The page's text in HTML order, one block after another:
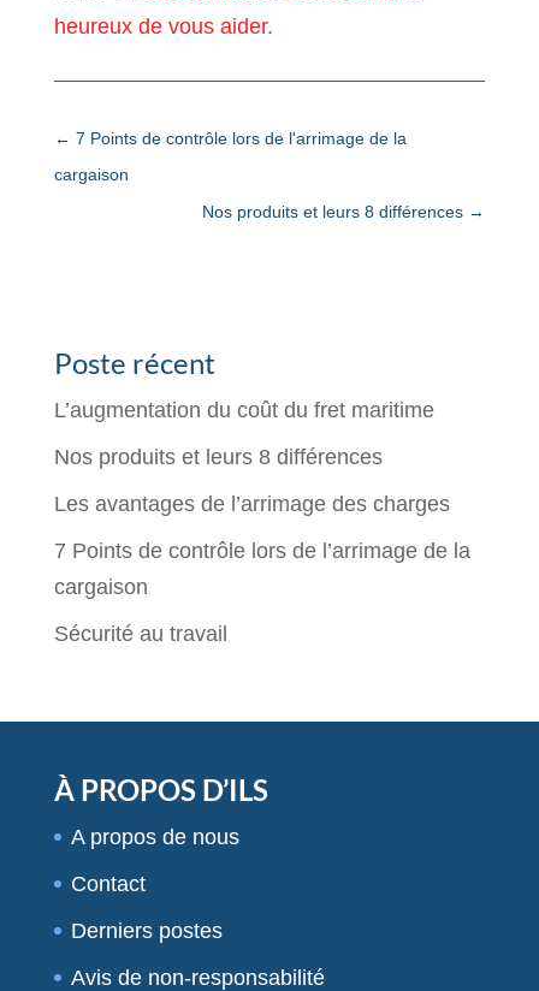
heureux de vous aider.
← 7 Points de contrôle lors de l'arrimage de la
cargaison
Nos produits et leurs 8 différences →
Poste récent
L’augmentation du coût du fret maritime
Nos produits et leurs 8 différences
Les avantages de l’arrimage des charges
7 Points de contrôle lors de l’arrimage de la
cargaison
Sécurité au travail
À PROPOS D’ILS
A propos de nous
Contact
Derniers postes
Avis de non-responsabilité